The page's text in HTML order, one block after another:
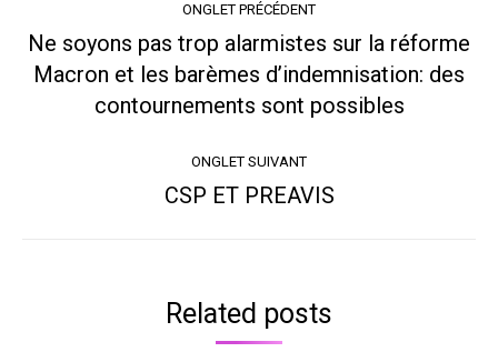
de
commentaire
ONGLET PRÉCÉDENT
Onglet
précédent
Ne soyons pas trop alarmistes sur la réforme
Macron et les barèmes d’indemnisation: des
contournements sont possibles
ONGLET SUIVANT
Onglet
CSP ET PREAVIS
Related posts